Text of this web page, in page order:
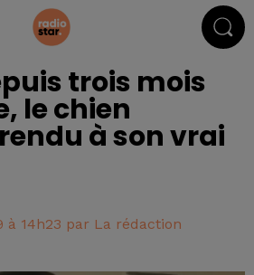
trois mois
le chien
à son vrai
à 14h23 par La rédaction